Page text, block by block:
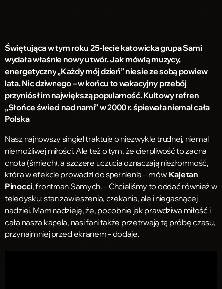
Świętująca w tym roku 25-lecie katowicka grupa Sami
wydała właśnie nowy utwór. Jak mówią muzycy,
energetyczny „Każdy mój dzień” niesie ze sobą powiew
lata. Nic dziwnego – w końcu to wakacyjny przebój
przyniósł im największą popularność. Kultowy refren
„Słońce świeci nad nami” w 2000 r. śpiewała niemal cała
Polska
Nasz najnowszy singiel traktuje o niezwykle trudnej, niemal
niemożliwej miłości. Ale też o tym, że cierpliwość to zacna
cnota (śmiech), a szczere uczucia oznaczają niezłomność,
która w efekcie prowadzi do spełnienia – mówi Kajetan
Pinocci, frontman Samych. – Chcieliśmy to oddać również w
teledysku: stan zawieszenia, czekania, ale i niegasnącej
nadziei. Mam nadzieję, że, podobnie jak prawdziwa miłość i
cała nasza kapela, nasi fani także przetrwają tę próbę czasu,
przynajmniej przed ekranem – dodaje.